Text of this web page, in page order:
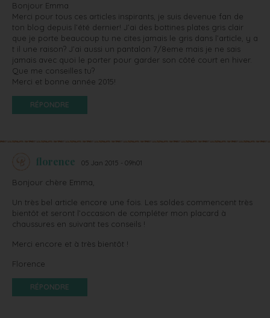
Bonjour Emma
Merci pour tous ces articles inspirants, je suis devenue fan de
ton blog depuis l’été dernier! J’ai des bottines plates gris clair
que je porte beaucoup tu ne cites jamais le gris dans l’article, y a
t il une raison? J’ai aussi un pantalon 7/8eme mais je ne sais
jamais avec quoi le porter pour garder son côté court en hiver.
Que me conseilles tu?
Merci et bonne année 2015!
RÉPONDRE
florence 05 Jan 2015 - 09h01
Bonjour chère Emma,
Un très bel article encore une fois. Les soldes commencent très
bientôt et seront l’occasion de compléter mon placard à
chaussures en suivant tes conseils !
Merci encore et à très bientôt !
Florence
RÉPONDRE